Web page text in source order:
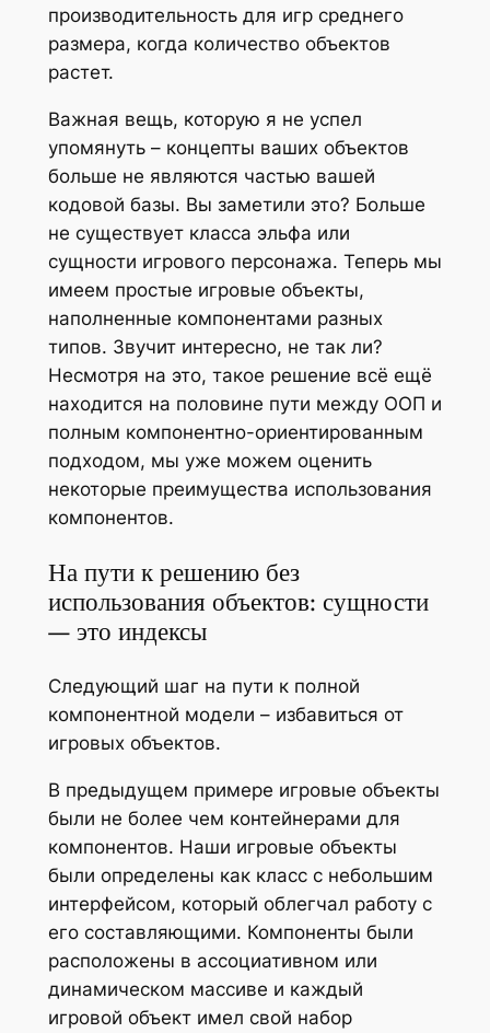
производительность для игр среднего
размера, когда количество объектов
растет.
Важная вещь, которую я не успел
упомянуть – концепты ваших объектов
больше не являются частью вашей
кодовой базы. Вы заметили это? Больше
не существует класса эльфа или
сущности игрового персонажа. Теперь мы
имеем простые игровые объекты,
наполненные компонентами разных
типов. Звучит интересно, не так ли?
Несмотря на это, такое решение всё ещё
находится на половине пути между ООП и
полным компонентно-ориентированным
подходом, мы уже можем оценить
некоторые преимущества использования
компонентов.
На пути к решению без
использования объектов: сущности
— это индексы
Следующий шаг на пути к полной
компонентной модели – избавиться от
игровых объектов.
В предыдущем примере игровые объекты
были не более чем контейнерами для
компонентов. Наши игровые объекты
были определены как класс с небольшим
интерфейсом, который облегчал работу с
его составляющими. Компоненты были
расположены в ассоциативном или
динамическом массиве и каждый
игровой объект имел свой набор